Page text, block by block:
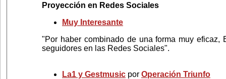
Proyección en Redes Sociales
Muy Interesante
"Por haber combinado de una forma muy
seguidores en las Redes Sociales".
La1 y Gestmusic por Operación Triunfo